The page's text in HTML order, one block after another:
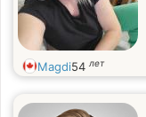
Magdi54 лет